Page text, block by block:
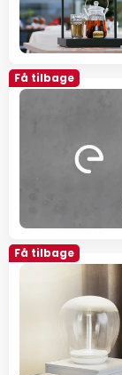
Få tilbage
Få tilbage